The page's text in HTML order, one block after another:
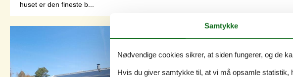
huset er den fineste b...
Feriehus
Vilhelmsvej -
8 personer
Samtykke
Nødvendige cookies sikrer, at siden fungerer, og de
Hvis du giver samtykke til, at vi må opsamle